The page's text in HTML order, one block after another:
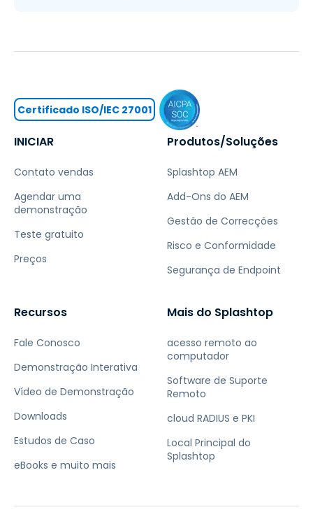
INICIAR
Contato vendas
Agendar uma
demonstração
Teste gratuito
Preços
Produtos/Soluções
Splashtop AEM
Add-Ons do AEM
Gestão de Correcções
Risco e Conformidade
Segurança de Endpoint
Recursos
Fale Conosco
Demonstração Interativa
Vídeo de Demonstração
Downloads
Estudos de Caso
eBooks e muito mais
Mais do Splashtop
acesso remoto ao
computador
Software de Suporte
Remoto
cloud RADIUS e PKI
Local Principal do
Splashtop
Certificado ISO/IEC 27001